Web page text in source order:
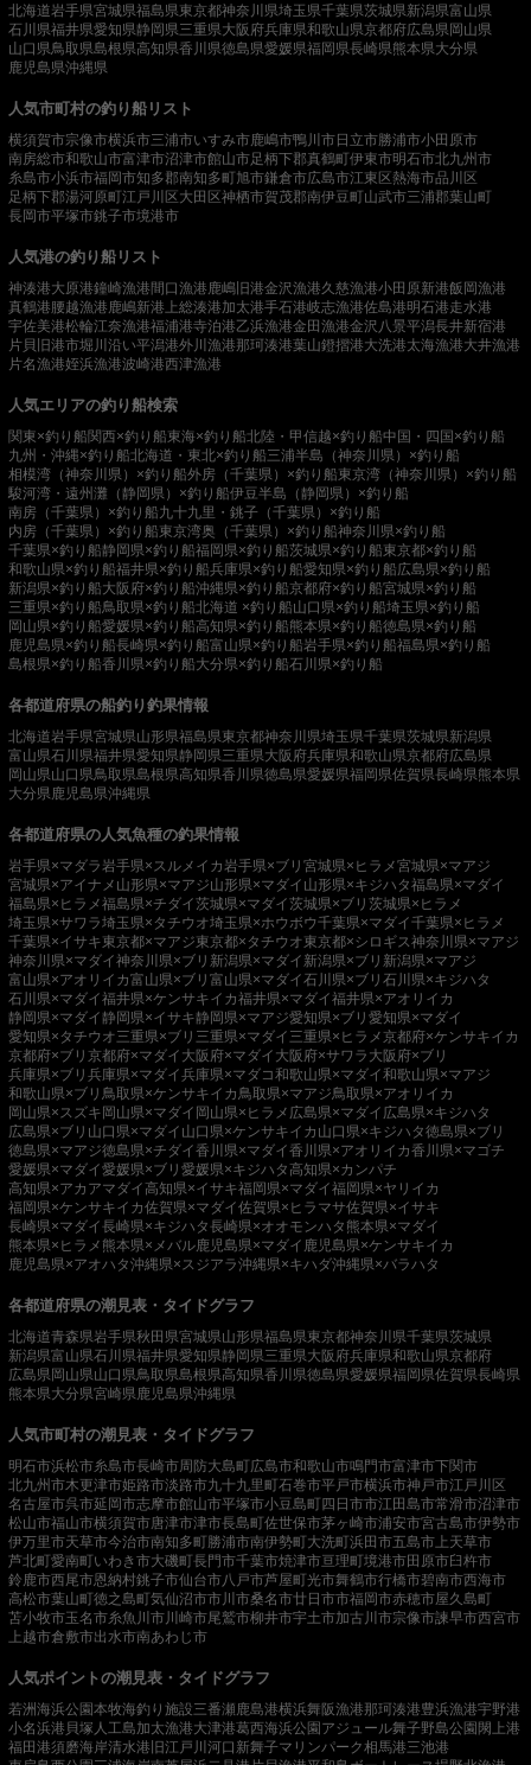
北海道岩手県宮城県福島県東京都神奈川県埼玉県千葉県茨城県新潟県富山県
石川県福井県愛知県静岡県三重県大阪府兵庫県和歌山県京都府広島県岡山県
山口県鳥取県島根県高知県香川県徳島県愛媛県福岡県長崎県熊本県大分県
鹿児島県沖縄県
人気市町村の釣り船リスト
横須賀市宗像市横浜市三浦市いすみ市鹿嶋市鴨川市日立市勝浦市小田原市
南房総市和歌山市富津市沼津市館山市足柄下郡真鶴町伊東市明石市北九州市
糸島市小浜市福岡市知多郡南知多町旭市鎌倉市広島市江東区熱海市品川区
足柄下郡湯河原町江戸川区大田区神栖市賀茂郡南伊豆町山武市三浦郡葉山町
長岡市平塚市銚子市境港市
人気港の釣り船リスト
神湊港大原港鐘崎漁港間口漁港 鹿嶋旧港金沢漁港久慈漁港小田原新港飯岡漁港
真鶴港腰越漁港 鹿嶋新港 上総湊港加太港手石港岐志漁港佐島港明石港走水港
宇佐美港松輪江奈漁港福浦港寺泊港乙浜漁港金田漁港金沢八景平潟長井新宿港
片貝旧港市堀川沿い平潟港外川漁港那珂湊港葉山鐙摺港大洗港太海漁港大井漁港
片名漁港姪浜漁港波崎港西津漁港
人気エリアの釣り船検索
関東×釣り船関西×釣り船東海×釣り船北陸・甲信越×釣り船中国・四国×釣り船
九州・沖縄×釣り船北海道・東北×釣り船三浦半島（神奈川県）×釣り船
相模湾（神奈川県）×釣り船外房（千葉県）×釣り船東京湾（神奈川県）×釣り船
駿河湾・遠州灘（静岡県）×釣り船伊豆半島（静岡県）×釣り船
南房（千葉県）×釣り船九十九里・銚子（千葉県）×釣り船
内房（千葉県）×釣り船東京湾奥（千葉県）×釣り船神奈川県×釣り船
千葉県×釣り船静岡県×釣り船福岡県×釣り船茨城県×釣り船東京都×釣り船
和歌山県×釣り船福井県×釣り船兵庫県×釣り船愛知県×釣り船広島県×釣り船
新潟県×釣り船大阪府×釣り船沖縄県×釣り船京都府×釣り船宮城県×釣り船
三重県×釣り船鳥取県×釣り船北海道 ×釣り船山口県×釣り船埼玉県×釣り船
岡山県×釣り船愛媛県×釣り船高知県×釣り船熊本県×釣り船徳島県×釣り船
鹿児島県×釣り船長崎県×釣り船富山県×釣り船岩手県×釣り船福島県×釣り船
島根県×釣り船香川県×釣り船大分県×釣り船石川県×釣り船
各都道府県の船釣り釣果情報
北海道岩手県宮城県山形県福島県東京都神奈川県埼玉県千葉県茨城県新潟県
富山県石川県福井県愛知県静岡県三重県大阪府兵庫県和歌山県京都府広島県
岡山県山口県鳥取県島根県高知県香川県徳島県愛媛県福岡県佐賀県長崎県熊本県
大分県 鹿児島県沖縄県
各都道府県の人気魚種の釣果情報
岩手県×マダラ 岩手県×スルメイカ 岩手県×ブリ 宮城県×ヒラメ宮城県×マアジ
宮城県×アイナメ 山形県×マアジ山形県×マダイ 山形県×キジハタ福島県×マダイ
福島県×ヒラメ福島県×チダイ茨城県×マダイ茨城県×ブリ 茨城県×ヒラメ
埼玉県×サワラ埼玉県×タチウオ埼玉県×ホウボウ千葉県×マダイ千葉県×ヒラメ
千葉県×イサキ東京都×マアジ東京都×タチウオ東京都×シロギス神奈川県×マアジ
神奈川県×マダイ神奈川県×ブリ 新潟県×マダイ 新潟県×ブリ 新潟県×マアジ
富山県×アオリイカ富山県×ブリ 富山県×マダイ石川県×ブリ 石川県×キジハタ
石川県×マダイ福井県×ケンサキイカ福井県×マダイ福井県×アオリイカ
静岡県×マダイ静岡県×イサキ静岡県×マアジ愛知県×ブリ 愛知県×マダイ
愛知県×タチウオ三重県×ブリ 三重県×マダイ 三重県×ヒラメ京都府×ケンサキイカ
京都府×ブリ 京都府×マダイ 大阪府×マダイ 大阪府×サワラ 大阪府×ブリ
兵庫県×ブリ 兵庫県×マダイ兵庫県×マダコ和歌山県×マダイ和歌山県×マアジ
和歌山県×ブリ 鳥取県×ケンサキイカ 鳥取県×マアジ鳥取県×アオリイカ
岡山県×スズキ岡山県×マダイ 岡山県×ヒラメ 広島県×マダイ 広島県×キジハタ
広島県×ブリ 山口県×マダイ 山口県×ケンサキイカ 山口県×キジハタ徳島県×ブリ
徳島県×マアジ徳島県×チダイ香川県×マダイ香川県×アオリイカ香川県×マゴチ
愛媛県×マダイ愛媛県×ブリ 愛媛県×キジハタ高知県×カンパチ
高知県×アカアマダイ高知県×イサキ福岡県×マダイ福岡県×ヤリイカ
福岡県×ケンサキイカ佐賀県×マダイ佐賀県×ヒラマサ佐賀県×イサキ
長崎県×マダイ長崎県×キジハタ長崎県×オオモンハタ 熊本県×マダイ
熊本県×ヒラメ 熊本県×メバル鹿児島県×マダイ 鹿児島県×ケンサキイカ
鹿児島県×アオハタ沖縄県×スジアラ沖縄県×キハダ沖縄県×バラハタ
各都道府県の潮見表・タイドグラフ
北海道青森県岩手県秋田県宮城県山形県福島県東京都神奈川県千葉県茨城県
新潟県富山県石川県福井県愛知県静岡県三重県大阪府兵庫県和歌山県京都府
広島県岡山県山口県鳥取県島根県高知県香川県徳島県愛媛県福岡県佐賀県長崎県
熊本県大分県宮崎県 鹿児島県沖縄県
人気市町村の潮見表・タイドグラフ
明石市浜松市糸島市長崎市周防大島町広島市和歌山市鳴門市富津市下関市
北九州市木更津市姫路市淡路市九十九里町石巻市平戸市横浜市神戸市江戸川区
名古屋市呉市延岡市志摩市館山市平塚市小豆島町四日市市江田島市常滑市沼津市
松山市福山市横須賀市唐津市津市長島町佐世保市茅ヶ崎市浦安市宮古島市伊勢市
伊万里市天草市今治市南知多町勝浦市南伊勢町大洗町浜田市五島市 上天草市
芦北町愛南町いわき市大磯町長門市千葉市焼津市亘理町境港市田原市臼杵市
鈴鹿市西尾市恩納村銚子市仙台市八戸市芦屋町光市舞鶴市行橋市碧南市西海市
高松市葉山町徳之島町気仙沼市市川市桑名市廿日市市福岡市赤穂市屋久島町
苫小牧市玉名市糸魚川市 川崎市尾鷲市柳井市宇土市加古川市宗像市諫早市西宮市
上越市倉敷市出水市南あわじ市
人気ポイントの潮見表・タイドグラフ
若洲海浜公園本牧海釣り施設三番瀬 鹿島港横浜舞阪漁港那珂湊港豊浜漁港宇野港
小名浜港 貝塚人工島加太漁港大津港葛西海浜公園アジュール舞子野島公園閖上港
福田港須磨海岸清水港 旧江戸川河口 新舞子マリンパーク相馬港三池港